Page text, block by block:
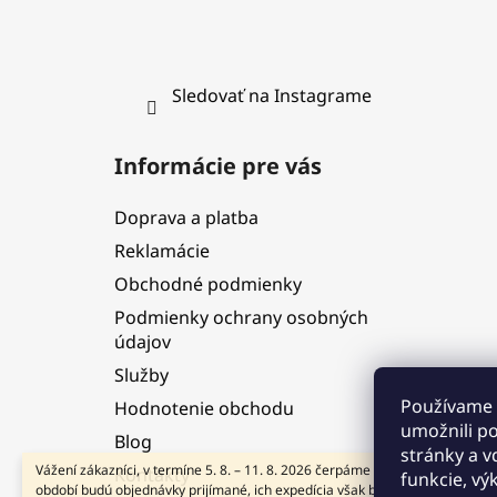
umožnili
stránky a
funkcie,
Vážení zákazníci, v termíne 5. 8. – 11. 8. 2026 čerpáme dovolenku. V tomto
období budú objednávky prijímané, ich expedícia však bude dočasne
Sledovať na Instagrame
Informácie pre vás
Doprava a platba
Reklamácie
Obchodné podmienky
Podmienky ochrany osobných
údajov
Služby
Hodnotenie obchodu
Blog
Kontakty